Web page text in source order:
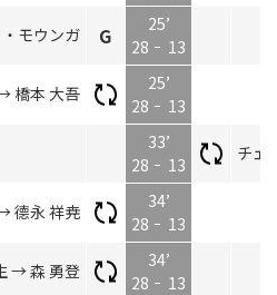
モウンガ
25’
28
13
橋本 大吾
25’
28
13
33’
28
13
チェ
德永 祥尭
34’
28
13
→ 森 勇登
34’
28
13